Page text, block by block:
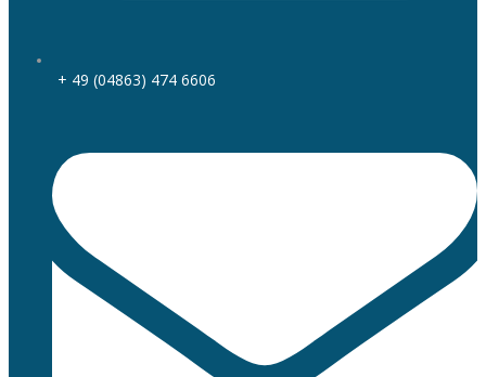
+ 49 (04863) 474 6606